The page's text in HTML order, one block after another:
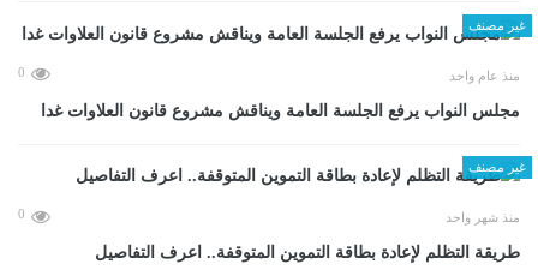
غير مصنف
منذ عام واحد 0
مجلس النواب يرفع الجلسة العامة ويناقش مشروع قانون العلاوات غدا
غير مصنف
منذ شهر واحد 0
طريقة التظلم لإعادة بطاقة التموين المتوقفة.. اعرف التفاصيل